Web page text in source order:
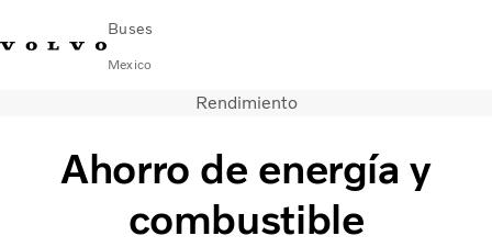
Buses
Mexico
Comuníquese con nosotroscentro de servicio
AUTOBUSES URBANOS E INTERURBANOS
AUTOBUSES FORÁNEOS
Rendimiento
Ahorro de energía y
combustible